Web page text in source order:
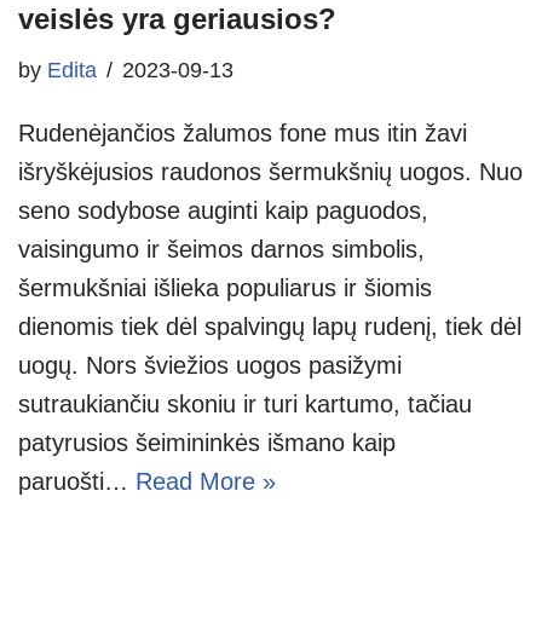
veislės yra geriausios?
by Edita 2023-09-13
Rudenėjančios žalumos fone mus itin žavi
išryškėjusios raudonos šermukšnių uogos. Nuo
seno sodybose auginti kaip paguodos,
vaisingumo ir šeimos darnos simbolis,
šermukšniai išlieka populiarus ir šiomis
dienomis tiek dėl spalvingų lapų rudenį, tiek dėl
uogų. Nors šviežios uogos pasižymi
sutraukiančiu skoniu ir turi kartumo, tačiau
patyrusios šeimininkės išmano kaip
paruošti… Read More »